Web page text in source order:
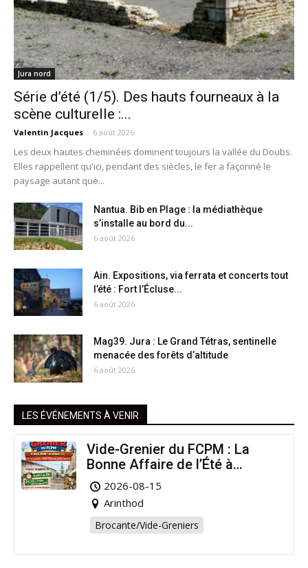
Jura nord
Série d’été (1/5). Des hauts fourneaux à la
scène culturelle :...
Valentin Jacques - 6 août 2026
Les deux hautes cheminées dominent toujours la vallée du Doubs.
Elles rappellent qu'ici, pendant des siècles, le fer a façonné le
paysage autant que...
Nantua. Bib en Plage : la médiathèque
s’installe au bord du...
6 août 2026
Ain. Expositions, via ferrata et concerts tout
l’été : Fort l’Écluse...
6 août 2026
Mag39. Jura : Le Grand Tétras, sentinelle
menacée des forêts d’altitude
6 août 2026
LES ÉVÉNEMENTS À VENIR
Vide-Grenier du FCPM : La
Bonne Affaire de l’Été à
Arinthod !
2026-08-15
Arinthod
Brocante/Vide-Greniers